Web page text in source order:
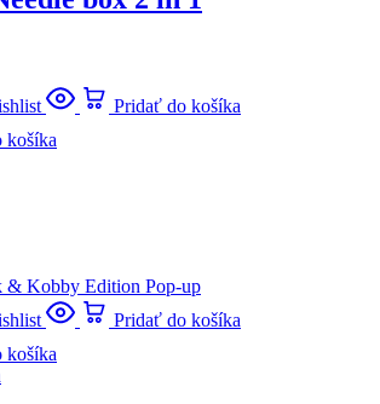
Pridať do košíka
košíka
Pridať do košíka
košíka